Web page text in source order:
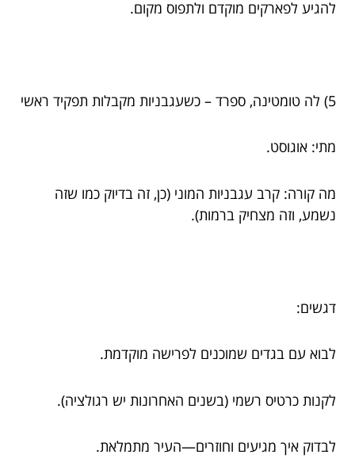
להגיע לפארקים מוקדם ולתפוס מקום.
5) לה טומטינה, ספרד – כשעגבניות מקבלות תפקיד ראשי
מתי: אוגוסט.
מה קורה: קרב עגבניות המוני (כן, זה בדיוק כמו שזה
נשמע, וזה מצחיק ברמות).
דגשים:
לבוא עם בגדים שמוכנים לפרישה מוקדמת.
לקנות כרטיס רשמי (בשנים האחרונות יש רגולציה).
לבדוק איך מגיעים וחוזרים—העיר מתמלאת.